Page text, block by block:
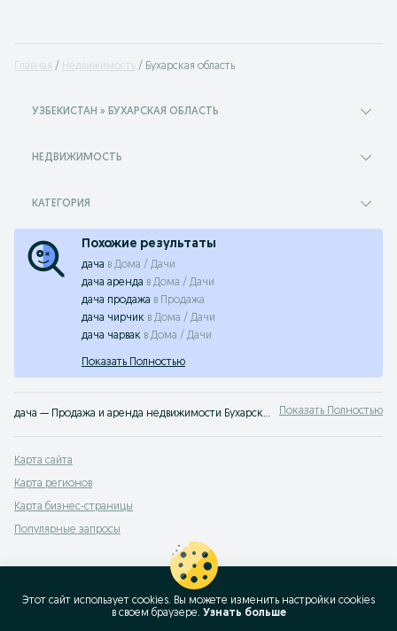
Главная Недвижимость Бухарская область
УЗБЕКИСТАН » БУХАРСКАЯ ОБЛАСТЬ
НЕДВИЖИМОСТЬ
КАТЕГОРИЯ
Похожие результаты
дача в Дома / Дачи
дача аренда в Дома / Дачи
дача продажа в
Продажа
дача чирчик в Дома / Дачи
дача чарвак в Дома / Дачи
Показать Полностью
дача — Продажа и аренда недвижимости Бухарская область ➤ Жилая и коммерческая недвижимость по лучшей цене ✔️ Выбирайте среди множества объявлений недорого на OLX.uz! Показать Полностью
Карта сайта
Карта регионов
Карта бизнес-страницы
Популярные запросы
Этот сайт использует cookies. Вы можете изменить настройки cookies
в своeм браузере. Узнать больше